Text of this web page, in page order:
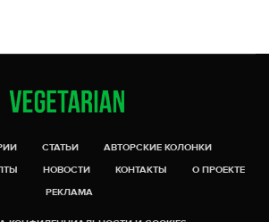
СТАТЬИ
АВТОРСКИЕ КОЛОНКИ
НОВОСТИ КОНТАКТЫ
О ПРОЕКТЕ
РЕКЛАМА